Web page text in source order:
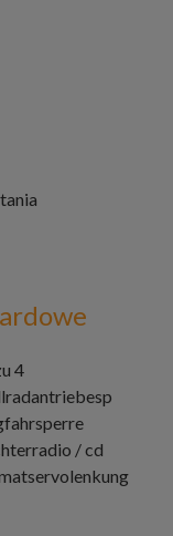
4
esp
radio / cd
servolenkung